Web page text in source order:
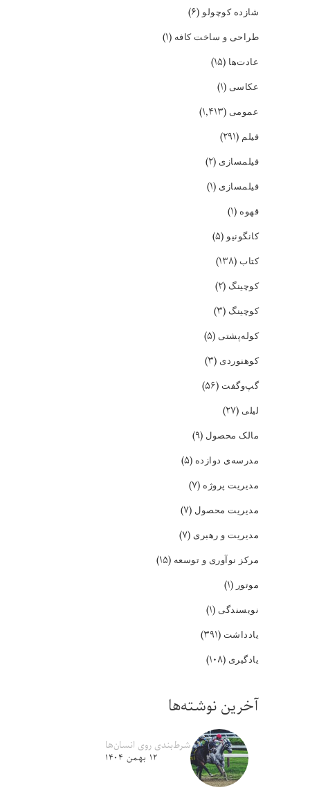
شازده کوچولو(۶)
طراحی و ساخت کافه (۱)
عادت‌ها (۱۵)
عکاسی (۱)
عمومی (۱,۴۱۳)
فیلم (۲۹۱)
فیلمسازی (۲)
فیلمسازی (۱)
قهوه (۱)
کانگونیو(۵)
کتاب (۱۳۸)
کوچینگ (۲)
کوچینگ (۳)
کوله‌پشتی (۵)
کوهنوردی (۳)
گپ‌و‌گفت (۵۶)
لیلی (۲۷)
مالک محصول (۹)
مدرسه‌ی دوازده (۵)
مدیریت پروژه (۷)
مدیریت محصول (۷)
مدیریت و رهبری (۷)
مرکز نوآوری و توسعه (۱۵)
موتور (۱)
نویسندگی (۱)
یادداشت (۳۹۱)
یادگیری (۱۰۸)
آخرین نوشته‌ها
شرط‌بندی روی انسان‌ها
۱۲ بهمن ۱۴۰۴